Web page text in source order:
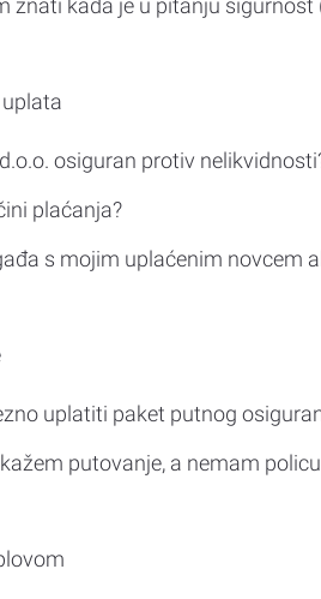
znati kada je u pitanju sigurnost
osiguran protiv
plaćanja?
s mojim uplaćenim novcem
uplatiti paket putnog
putovanje, a nemam